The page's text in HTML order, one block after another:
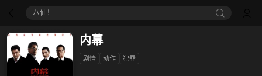
八仙！
内幕
剧情 动作 犯罪